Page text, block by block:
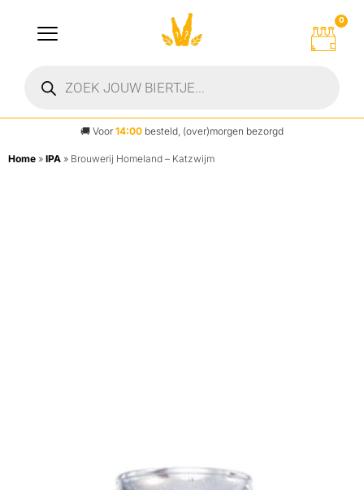
0
🚚 Voor 14:00 besteld, (over)morgen bezorgd
Home » IPA » Brouwerij Homeland – Katzwijm